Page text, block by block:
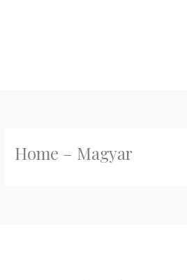
Home – Magyar